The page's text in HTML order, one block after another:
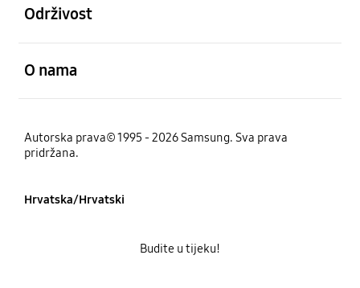
Održivost
O nama
Autorska prava© 1995 - 2026 Samsung. Sva prava
pridržana.
Hrvatska/Hrvatski
Budite u tijeku!